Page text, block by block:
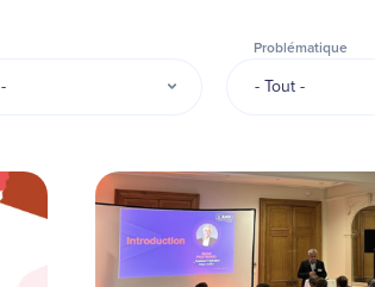
Problématique